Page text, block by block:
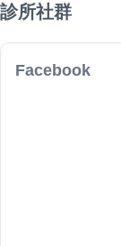
診所社群
Facebook